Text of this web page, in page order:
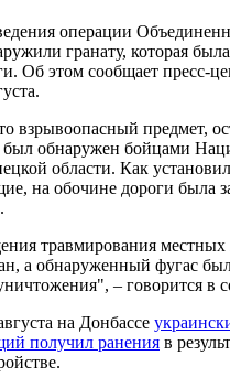
операции
гранату, которая
Об этом сообщает пресс-
взрывоопасный предмет,
обнаружен бойцами
области. Как
на обочине дороги была
травмирования местных
а обнаруженный фугас
– говорится в
на Донбассе
получил ранения в